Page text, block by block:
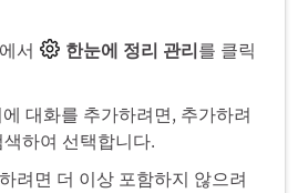
서
한눈에 정리 관리를 클릭
대화를 추가하려면, 추가하려
하여 선택합니다.
려면 더 이상 포함하지 않으려